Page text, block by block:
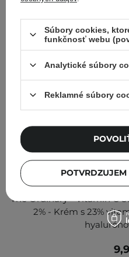
The Ordinary - Vitamin C
2% - Krém s 23%
Súbory cookies,
funkčnosť webu
Analytické súbory
Reklamné súbory